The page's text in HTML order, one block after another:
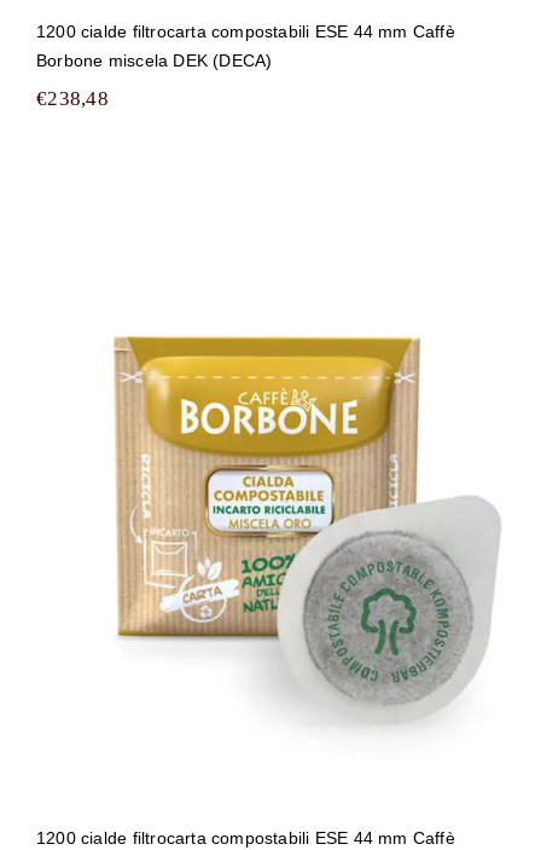
1200 cialde filtrocarta compostabili ESE 44 mm Caffè
Borbone miscela DEK (DECA)
€238,48
1200 cialde filtrocarta compostabili
ESE 44 mm Caffè Borbone miscela
ORO GOLD
1200 cialde filtrocarta compostabili ESE 44 mm Caffè